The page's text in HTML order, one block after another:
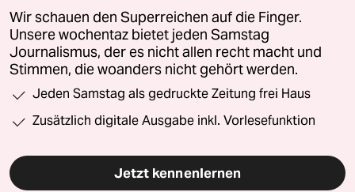
Wir schauen den Superreichen auf die Finger.
Unsere wochentaz bietet jeden Samstag
Journalismus, der es nicht allen recht macht und
Stimmen, die woanders nicht gehört werden.
Jeden Samstag als gedruckte Zeitung frei Haus
Zusätzlich digitale Ausgabe inkl. Vorlesefunktion
Jetzt kennenlernen